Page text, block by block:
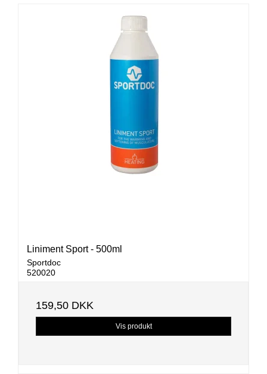
Liniment Sport - 500ml
Sportdoc
520020
159,50 DKK
Vis produkt